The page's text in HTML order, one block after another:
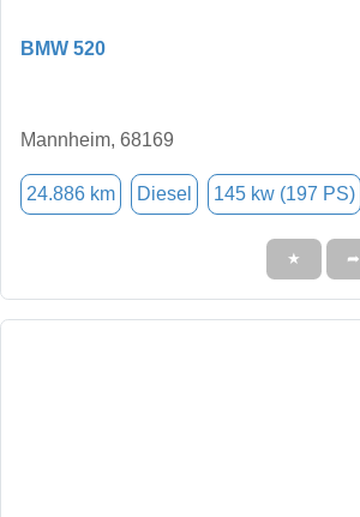
BMW 520
Mannheim, 68169
24.886 km Diesel 145 kw (197 PS)
★ ➦